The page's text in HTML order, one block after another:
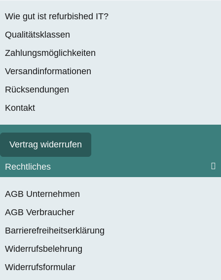
Wie gut ist refurbished IT?
Qualitätsklassen
Zahlungsmöglichkeiten
Versandinformationen
Rücksendungen
Kontakt
Vertrag widerrufen
Rechtliches
AGB Unternehmen
AGB Verbraucher
Barrierefreiheitserklärung
Widerrufsbelehrung
Widerrufsformular